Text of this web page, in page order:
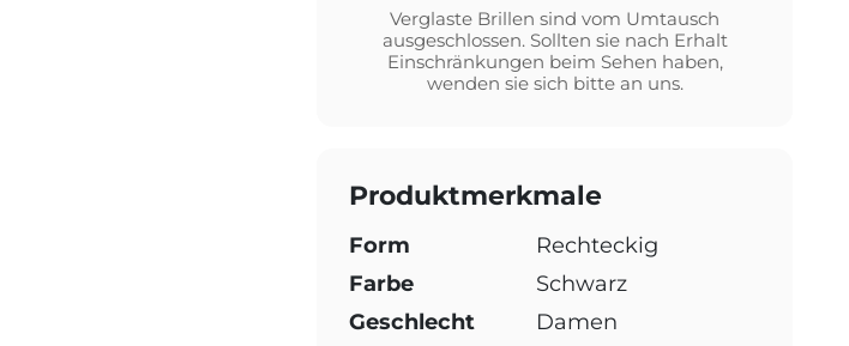
Verglaste Brillen sind vom Umtausch
ausgeschlossen. Sollten sie nach Erhalt
Einschränkungen beim Sehen haben,
wenden sie sich bitte an uns.
Produktmerkmale
Form
Rechteckig
Farbe
Schwarz
Geschlecht
Damen